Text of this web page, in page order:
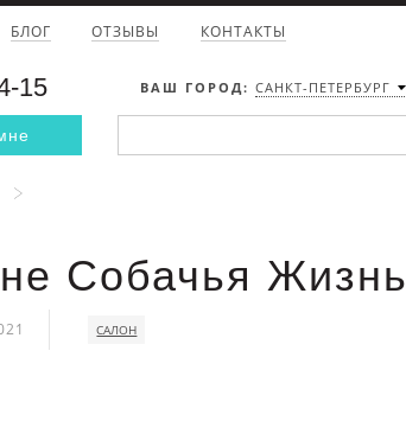
БЛОГ ОТЗЫВЫ КОНТАКТЫ
15 ВАШ ГОРОД: САНКТ-ПЕТЕРБУРГ
Собачья Жизнь
САЛОН